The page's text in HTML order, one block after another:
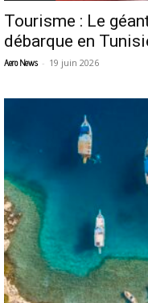
Tourisme : Le
débarque en
Aero News - 19 juin 2026